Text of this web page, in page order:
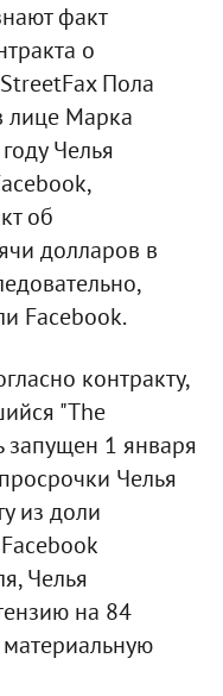
факт
о
Пола
лице Марка
Челья
об
долларов в
Facebook.
контракту,
"The
запущен 1 января
Челья
из доли
Челья
на 84